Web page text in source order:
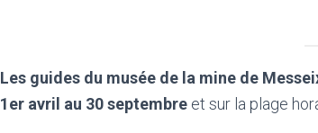
Les guides du musée de la mine de
1er avril au 30 septembre et sur la plage